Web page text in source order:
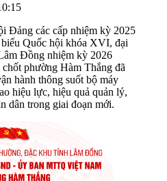
Đảng các cấp nhiệm kỳ 2025
Quốc hội khóa XVI, đại
Đồng nhiệm kỳ 2026
phường Hàm Thắng đã
hành thông suốt bộ máy
hiệu lực, hiệu quả quản lý,
dân trong giai đoạn mới.